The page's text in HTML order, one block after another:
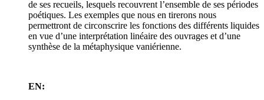
de ses recueils, lesquels recouvrent l’ensemble de ses périodes
poétiques. Les exemples que nous en tirerons nous
permettront de circonscrire les fonctions des différents liquides
en vue d’une interprétation linéaire des ouvrages et d’une
synthèse de la métaphysique vaniérienne.
EN: